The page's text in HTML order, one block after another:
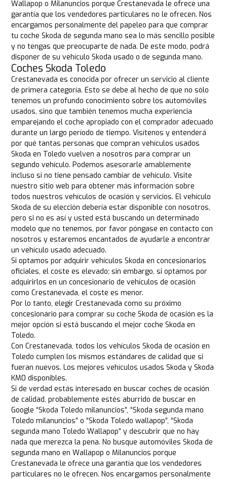
Wallapop o Milanuncios porque Crestanevada le ofrece una
garantía que los vendedores particulares no le ofrecen. Nos
encargamos personalmente del papeleo para que comprar
tu coche Skoda de segunda mano sea lo más sencillo posible
y no tengas que preocuparte de nada. De este modo, podrá
disponer de su vehículo Skoda usado o de segunda mano.
Coches Skoda Toledo
Crestanevada es conocida por ofrecer un servicio al cliente
de primera categoría. Esto se debe al hecho de que no sólo
tenemos un profundo conocimiento sobre los automóviles
usados, sino que también tenemos mucha experiencia
emparejando el coche apropiado con el comprador adecuado
durante un largo período de tiempo. Visítenos y entenderá
por qué tantas personas que compran vehículos usados
Skoda en Toledo vuelven a nosotros para comprar un
segundo vehículo. Podemos asesorarle amablemente
incluso si no tiene pensado cambiar de vehículo. Visite
nuestro sitio web para obtener más información sobre
todos nuestros vehículos de ocasión y servicios. El vehículo
Skoda de su elección debería estar disponible con nosotros,
pero si no es así y usted está buscando un determinado
modelo que no tenemos, por favor póngase en contacto con
nosotros y estaremos encantados de ayudarle a encontrar
un vehículo usado adecuado.
Si optamos por adquirir vehículos Skoda en concesionarios
oficiales, el coste es elevado; sin embargo, si optamos por
adquirirlos en un concesionario de vehículos de ocasión
como Crestanevada, el coste es menor.
Por lo tanto, elegir Crestanevada como su próximo
concesionario para comprar su coche Skoda de ocasión es la
mejor opción si está buscando el mejor coche Skoda en
Toledo.
Con Crestanevada, todos los vehículos Skoda de ocasión en
Toledo cumplen los mismos estándares de calidad que si
fueran nuevos. Los mejores vehículos usados Skoda y Skoda
KM0 disponibles.
Si de verdad estás interesado en buscar coches de ocasión
de calidad, probablemente estés aburrido de buscar en
Google “Skoda Toledo milanuncios”, “Skoda segunda mano
Toledo milanuncios” o “Skoda Toledo wallapop”, “Skoda
segunda mano Toledo Wallapop” y descubrir que no hay
nada que merezca la pena. No busque automóviles Skoda de
segunda mano en Wallapop o Milanuncios porque
Crestanevada le ofrece una garantía que los vendedores
particulares no le ofrecen. Nos encargamos personalmente